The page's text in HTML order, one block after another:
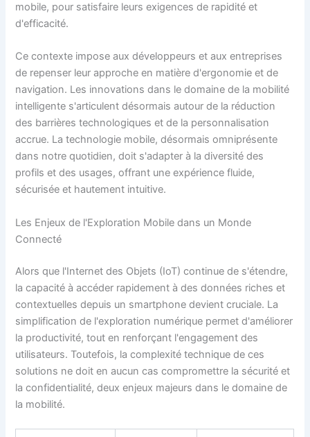
mobile, pour satisfaire leurs exigences de rapidité et
d'efficacité.
Ce contexte impose aux développeurs et aux entreprises
de repenser leur approche en matière d'ergonomie et de
navigation. Les innovations dans le domaine de la mobilité
intelligente s'articulent désormais autour de la réduction
des barrières technologiques et de la personnalisation
accrue. La technologie mobile, désormais omniprésente
dans notre quotidien, doit s'adapter à la diversité des
profils et des usages, offrant une expérience fluide,
sécurisée et hautement intuitive.
Les Enjeux de l'Exploration Mobile dans un Monde
Connecté
Alors que l'Internet des Objets (IoT) continue de s'étendre,
la capacité à accéder rapidement à des données riches et
contextuelles depuis un smartphone devient cruciale. La
simplification de l'exploration numérique permet d'améliorer
la productivité, tout en renforçant l'engagement des
utilisateurs. Toutefois, la complexité technique de ces
solutions ne doit en aucun cas compromettre la sécurité et
la confidentialité, deux enjeux majeurs dans le domaine de
la mobilité.